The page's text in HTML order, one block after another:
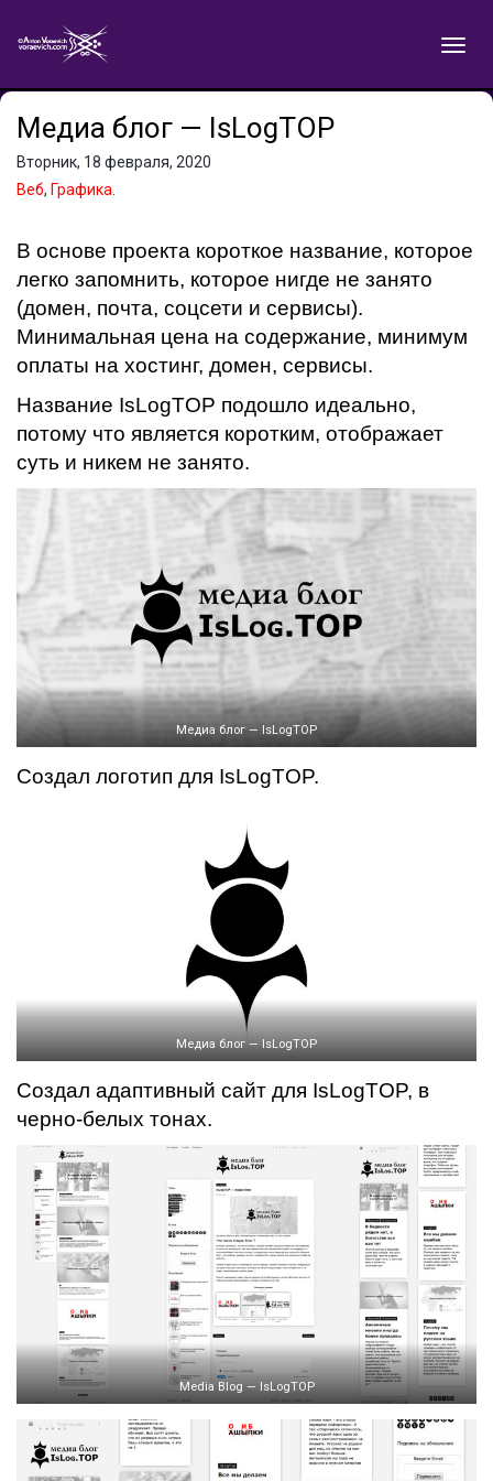
Медиа блог — IsLogTOP
Вторник, 18 февраля, 2020
Веб, Графика
В основе проекта короткое название, которое
легко запомнить, которое нигде не занято
(домен, почта, соцсети и сервисы).
Минимальная цена на содержание, минимум
оплаты на хостинг, домен, сервисы.
Название IsLogTOP подошло идеально,
потому что является коротким, отображает
суть и никем не занято.
Медиа блог — IsLogTOP
Создал логотип для IsLogTOP.
Медиа блог — IsLogTOP
Создал адаптивный сайт для IsLogTOP, в
черно-белых тонах.
Media Blog — IsLogTOP